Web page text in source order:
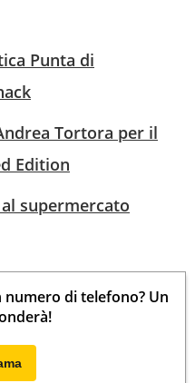
Punta di
Tortora per il
Edition
supermercato
numero di telefono? Un